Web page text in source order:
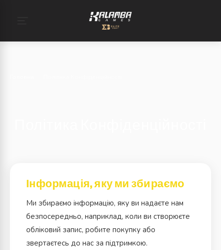
Інформація, яку ми збираємо
Ми збираємо інформацію, яку ви надаєте нам
безпосередньо, наприклад, коли ви створюєте
обліковий запис, робите покупку або
звертаєтесь до нас за підтримкою.